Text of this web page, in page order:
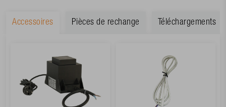
Accessoires Pièces de rechange Téléchargements